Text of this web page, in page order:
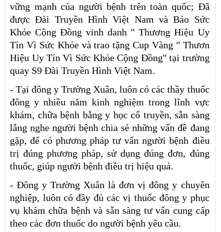
vững mạnh của người bệnh trên toàn quốc; Đã
được Đài Truyền Hình Việt Nam và Báo Sức
Khỏe Cộng Đồng vinh danh " Thương Hiệu Uy
Tín Vì Sức Khỏe và trao tặng Cup Vàng " Thươn
Hiệu Uy Tín Vì Sức Khỏe Cộng Đồng" tại trường
quay S9 Đài Truyền Hình Việt Nam.
- Tại đông y Trường Xuân, luôn có các thầy thuốc
đông y nhiều năm kinh nghiệm trong lĩnh vực
khám, chữa bệnh bằng y học cổ truyền, sẵn sàng
lắng nghe người bệnh chia sẻ những vấn đề đang
gặp, để có phương pháp tư vấn người bệnh điều
trị đúng phương pháp, sử dụng đúng đơn, đúng
thuốc, giúp người bệnh điều trị hiệu quả.
- Đông y Trường Xuân là đơn vị đông y chuyên
nghiệp, luôn có đầy đủ các vị thuốc đông y phục
vụ khám chữa bệnh và sẵn sàng tư vấn cung cấp
theo các đơn thuốc do người bệnh yêu cầu.